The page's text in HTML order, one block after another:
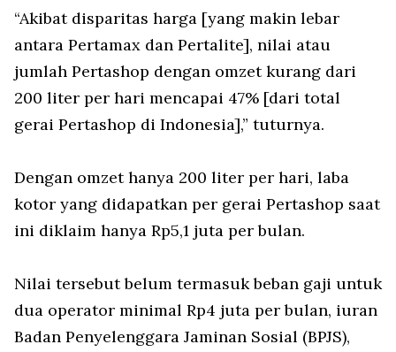
“Akibat disparitas harga [yang makin lebar
antara Pertamax dan Pertalite], nilai atau
jumlah Pertashop dengan omzet kurang dari
200 liter per hari mencapai 47% [dari total
gerai Pertashop di Indonesia],” tuturnya.
Dengan omzet hanya 200 liter per hari, laba
kotor yang didapatkan per gerai Pertashop saat
ini diklaim hanya Rp5,1 juta per bulan.
Nilai tersebut belum termasuk beban gaji untuk
dua operator minimal Rp4 juta per bulan, iuran
Badan Penyelenggara Jaminan Sosial (BPJS),